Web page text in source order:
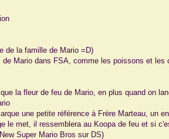
de la famille de Mario =D)
Mario dans FSA, comme les poissons et les
la fleur de feu de Mario, en plus quand on
une petite référence à Frère Marteau, un
le met, il ressemblera au Koopa de feu et si
Super Mario Bros sur DS)